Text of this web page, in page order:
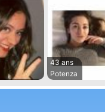
43 ans
Potenza